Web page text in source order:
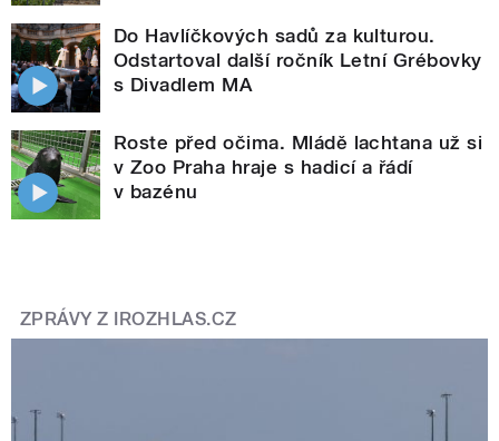
Do Havlíčkových sadů za kulturou.
Odstartoval další ročník Letní Grébovky
s Divadlem MA
Roste před očima. Mládě lachtana už si
v Zoo Praha hraje s hadicí a řádí
v bazénu
ZPRÁVY Z IROZHLAS.CZ